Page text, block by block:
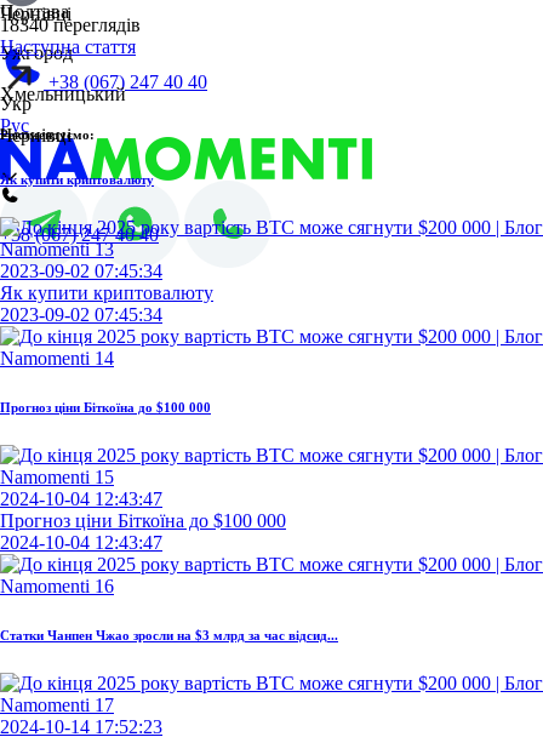
Чернівці
+38 (067) 247 40 40
Укр
Рус
Полтава
Ужгород
Хмельницький
Чернівці
+38 (067) 247 40 40
18340 переглядів
Наступна стаття
Рекомендуємо:
Як купити криптовалюту
2023-09-02 07:45:34
Як купити криптовалюту
2023-09-02 07:45:34
Прогноз ціни Біткоїна до $100 000
2024-10-04 12:43:47
Прогноз ціни Біткоїна до $100 000
2024-10-04 12:43:47
Статки Чанпен Чжао зросли на $3 млрд за час відсид...
2024-10-14 17:52:23